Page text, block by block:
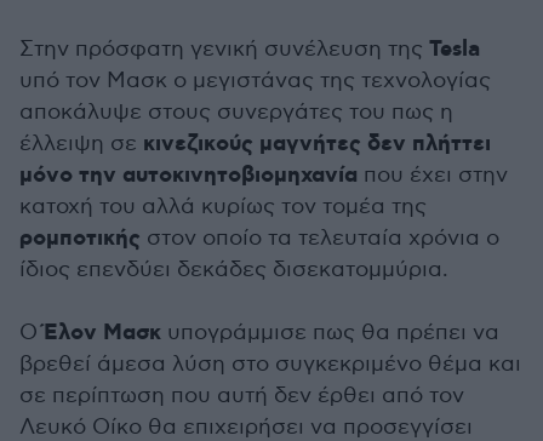
Στην πρόσφατη γενική συνέλευση της Tesla
υπό τον Μασκ ο μεγιστάνας της τεχνολογίας
αποκάλυψε στους συνεργάτες του πως η
έλλειψη σε κινεζικούς μαγνήτες δεν πλήττει
μόνο την αυτοκινητοβιομηχανία που έχει στην
κατοχή του αλλά κυρίως τον τομέα της
ρομποτικής στον οποίο τα τελευταία χρόνια ο
ίδιος επενδύει δεκάδες δισεκατομμύρια.
ΟΈλον Μασκ υπογράμμισε πως θα πρέπει να
βρεθεί άμεσα λύση στο συγκεκριμένο θέμα και
σε περίπτωση που αυτή δεν έρθει από τον
Λευκό Οίκο θα επιχειρήσει να προσεγγίσει